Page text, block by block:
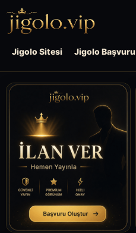
Jigolo Sitesi Jigolo Başvuru